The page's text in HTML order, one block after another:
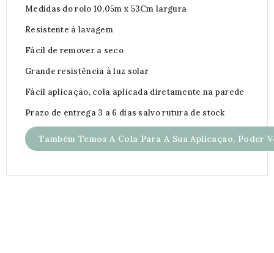
Medidas do rolo 10,05m x 53Cm largura
Resistente à lavagem
Fácil de remover a seco
Grande resistência à luz solar
Fácil aplicação, cola aplicada diretamente na parede
Prazo de entrega 3 a 6 dias salvo rutura de stock
Também Temos A Cola Para A Sua Aplicação, Poder